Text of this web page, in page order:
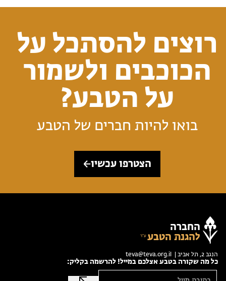
רוצים להסתכל על
הכוכבים ולשמור
על הטבע?
בואו להיות חברים של הטבע
הצטרפו עכשיו
החברה
להגנת הטבע
הנגב 2, תל אביב | teva@teva.org.il
כל מה שקורה בטבע אצלכם במייל! להרשמה בקליק: